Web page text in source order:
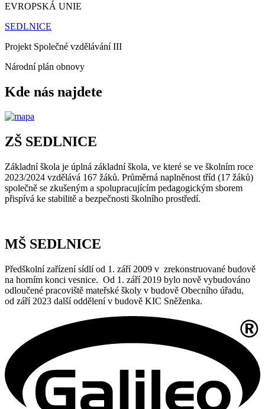
EVROPSKÁ UNIE
SEDLNICE
Projekt Společné vzdělávání III
Národní plán obnovy
Kde nás najdete
ZŠ SEDLNICE
Základní škola je úplná základní škola, ve které se ve školním roce
2023/2024 vzdělává 167 žáků. Průměrná naplněnost tříd (17 žáků)
společně se zkušeným a spolupracujícím pedagogickým sborem
přispívá ke stabilitě a bezpečnosti školního prostředí.
MŠ SEDLNICE
Předškolní zařízení sídlí od 1. září 2009 v zrekonstruované budově
na horním konci vesnice. Od 1. září 2019 bylo nově vybudováno
odloučené pracoviště mateřské školy v budově Obecního úřadu,
od září 2023 další oddělení v budově KIC Sněženka.